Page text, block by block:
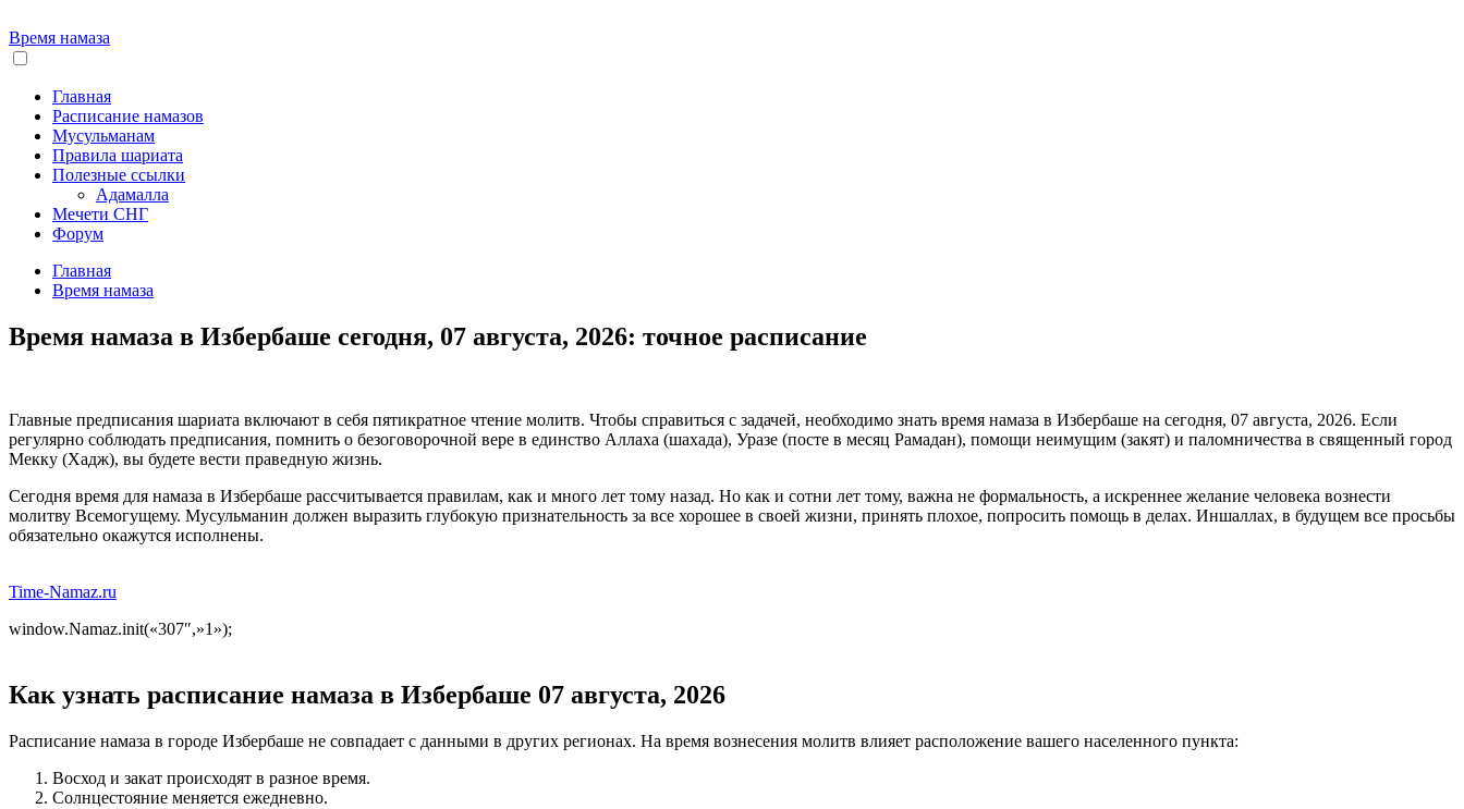
Время намаза
Главная
Расписание намазов
Мусульманам
Правила шариата
Полезные ссылки
Адамалла
Мечети СНГ
Форум
Главная
Время намаза
Время намаза в Избербаше сегодня, 07 августа, 2026: точное расписание
Главные предписания шариата включают в себя пятикратное чтение молитв. Чтобы справиться с задачей, необходимо знать время намаза в Избербаше на сегодня, 07 августа, 2026. Если
регулярно соблюдать предписания, помнить о безоговорочной вере в единство Аллаха (шахада), Уразе (посте в месяц Рамадан), помощи неимущим (закят) и паломничества в священный город
Мекку (Хадж), вы будете вести праведную жизнь.
Сегодня время для намаза в Избербаше рассчитывается правилам, как и много лет тому назад. Но как и сотни лет тому, важна не формальность, а искреннее желание человека вознести
молитву Всемогущему. Мусульманин должен выразить глубокую признательность за все хорошее в своей жизни, принять плохое, попросить помощь в делах. Иншаллах, в будущем все просьбы
обязательно окажутся исполнены.
Time-Namaz.ru
window.Namaz.init(«307″,»1»);
Как узнать расписание намаза в Избербаше 07 августа, 2026
Расписание намаза в городе Избербаше не совпадает с данными в других регионах. На время вознесения молитв влияет расположение вашего населенного пункта:
Восход и закат происходят в разное время.
Солнцестояние меняется ежедневно.